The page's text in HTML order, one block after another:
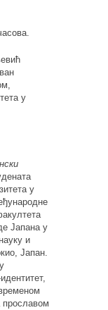
у
у
Јапана у
и
Јапан.
прославом